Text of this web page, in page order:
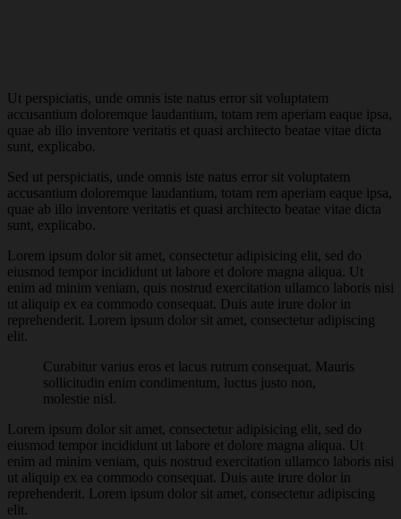
Ut perspiciatis, unde omnis iste natus error sit voluptatem
accusantium doloremque laudantium, totam rem aperiam eaque ipsa,
quae ab illo inventore veritatis et quasi architecto beatae vitae dicta
sunt, explicabo.
Sed ut perspiciatis, unde omnis iste natus error sit voluptatem
accusantium doloremque laudantium, totam rem aperiam eaque ipsa,
quae ab illo inventore veritatis et quasi architecto beatae vitae dicta
sunt, explicabo.
Lorem ipsum dolor sit amet, consectetur adipisicing elit, sed do
eiusmod tempor incididunt ut labore et dolore magna aliqua. Ut
enim ad minim veniam, quis nostrud exercitation ullamco laboris nisi
ut aliquip ex ea commodo consequat. Duis aute irure dolor in
reprehenderit. Lorem ipsum dolor sit amet, consectetur adipiscing
elit.
Curabitur varius eros et lacus rutrum consequat. Mauris
sollicitudin enim condimentum, luctus justo non,
molestie nisl.
Lorem ipsum dolor sit amet, consectetur adipisicing elit, sed do
eiusmod tempor incididunt ut labore et dolore magna aliqua. Ut
enim ad minim veniam, quis nostrud exercitation ullamco laboris nisi
ut aliquip ex ea commodo consequat. Duis aute irure dolor in
reprehenderit. Lorem ipsum dolor sit amet, consectetur adipiscing
elit.